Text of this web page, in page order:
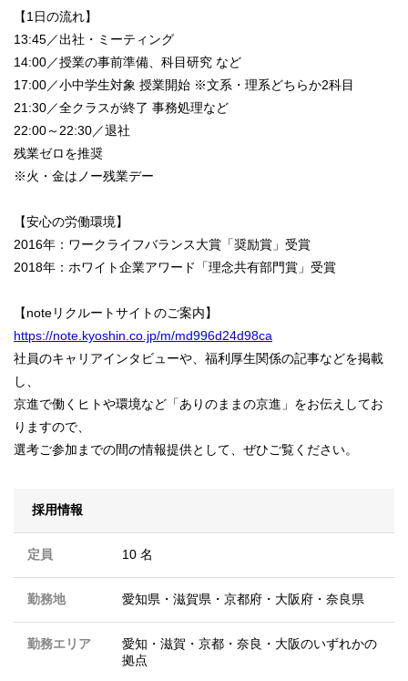
【1⽇の流れ】
13:45／出社・ミーティング
14:00／授業の事前準備、科⽬研究 など
17:00／小中学生対象 授業開始 ※⽂系・理系どちらか2科⽬
21:30／全クラスが終了 事務処理など
22:00～22:30／退社
残業ゼロを推奨
※火・金はノー残業デー
【安心の労働環境】
2016年：ワークライフバランス大賞「奨励賞」受賞
2018年：ホワイト企業アワード「理念共有部門賞」受賞
【noteリクルートサイトのご案内】
https://note.kyoshin.co.jp/m/md996d24d98ca
社員のキャリアインタビューや、福利厚生関係の記事などを掲載
し、
京進で働くヒトや環境など「ありのままの京進」をお伝えしてお
りますので、
選考ご参加までの間の情報提供として、ぜひご覧ください。
採用情報
定員 10 名
勤務地 愛知県 ・ 滋賀県 ・ 京都府 ・ 大阪府 ・ 奈良県
勤務エリア
愛知・滋賀・京都・奈良・大阪のいずれかの
拠点